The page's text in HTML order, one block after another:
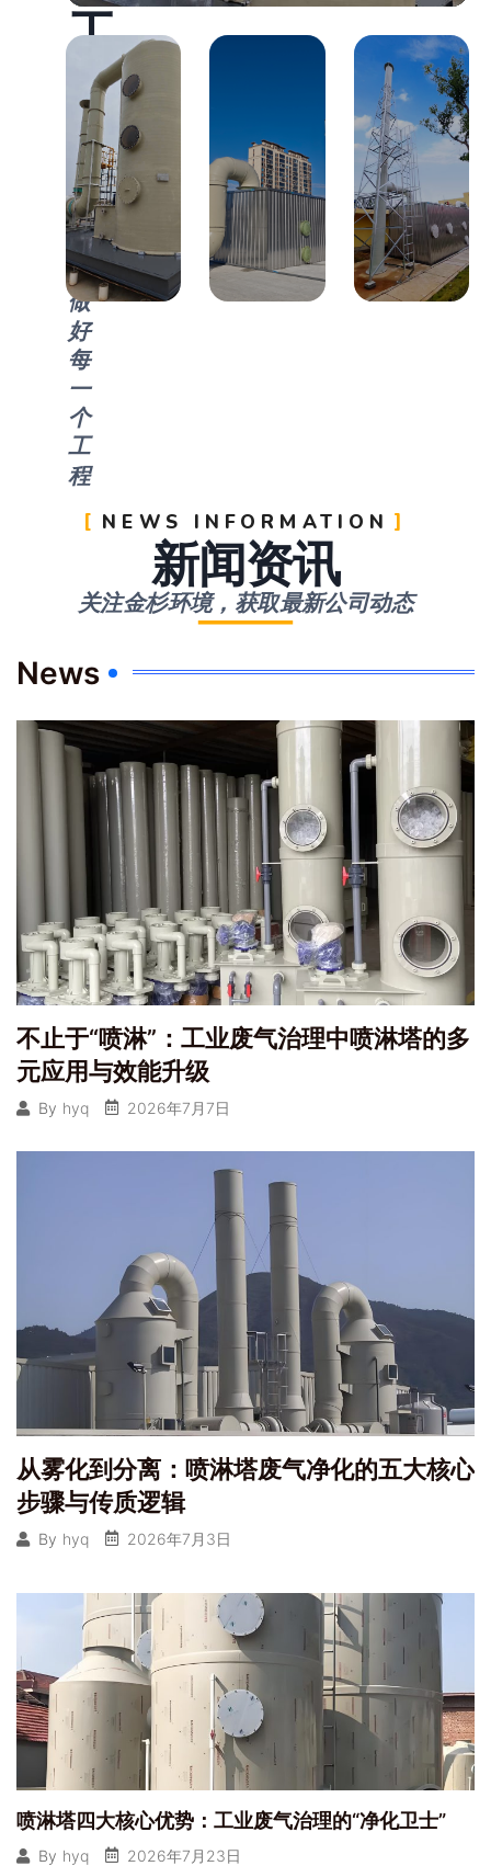
工
程
案
例
用
心
，
做
好
每
一
个
工
程
NEWS INFORMATION
新闻资讯
关注金杉环境，获取最新公司动态
News
不止于“喷淋”：工业废气治理中喷淋塔的多
元应用与效能升级
By hyq 2026年7月7日
从雾化到分离：喷淋塔废气净化的五大核心
步骤与传质逻辑
By hyq 2026年7月3日
喷淋塔四大核心优势：工业废气治理的“净化卫士”
By hyq 2026年7月23日